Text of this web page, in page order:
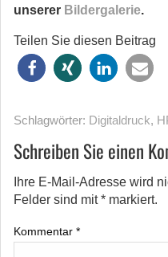
unserer Bildergalerie.
Teilen Sie diesen Beitrag
Schlagwörter: Digitaldruck,
Schreiben Sie einen
Ihre E-Mail-Adresse wird
Felder sind mit* markiert.
Kommentar *